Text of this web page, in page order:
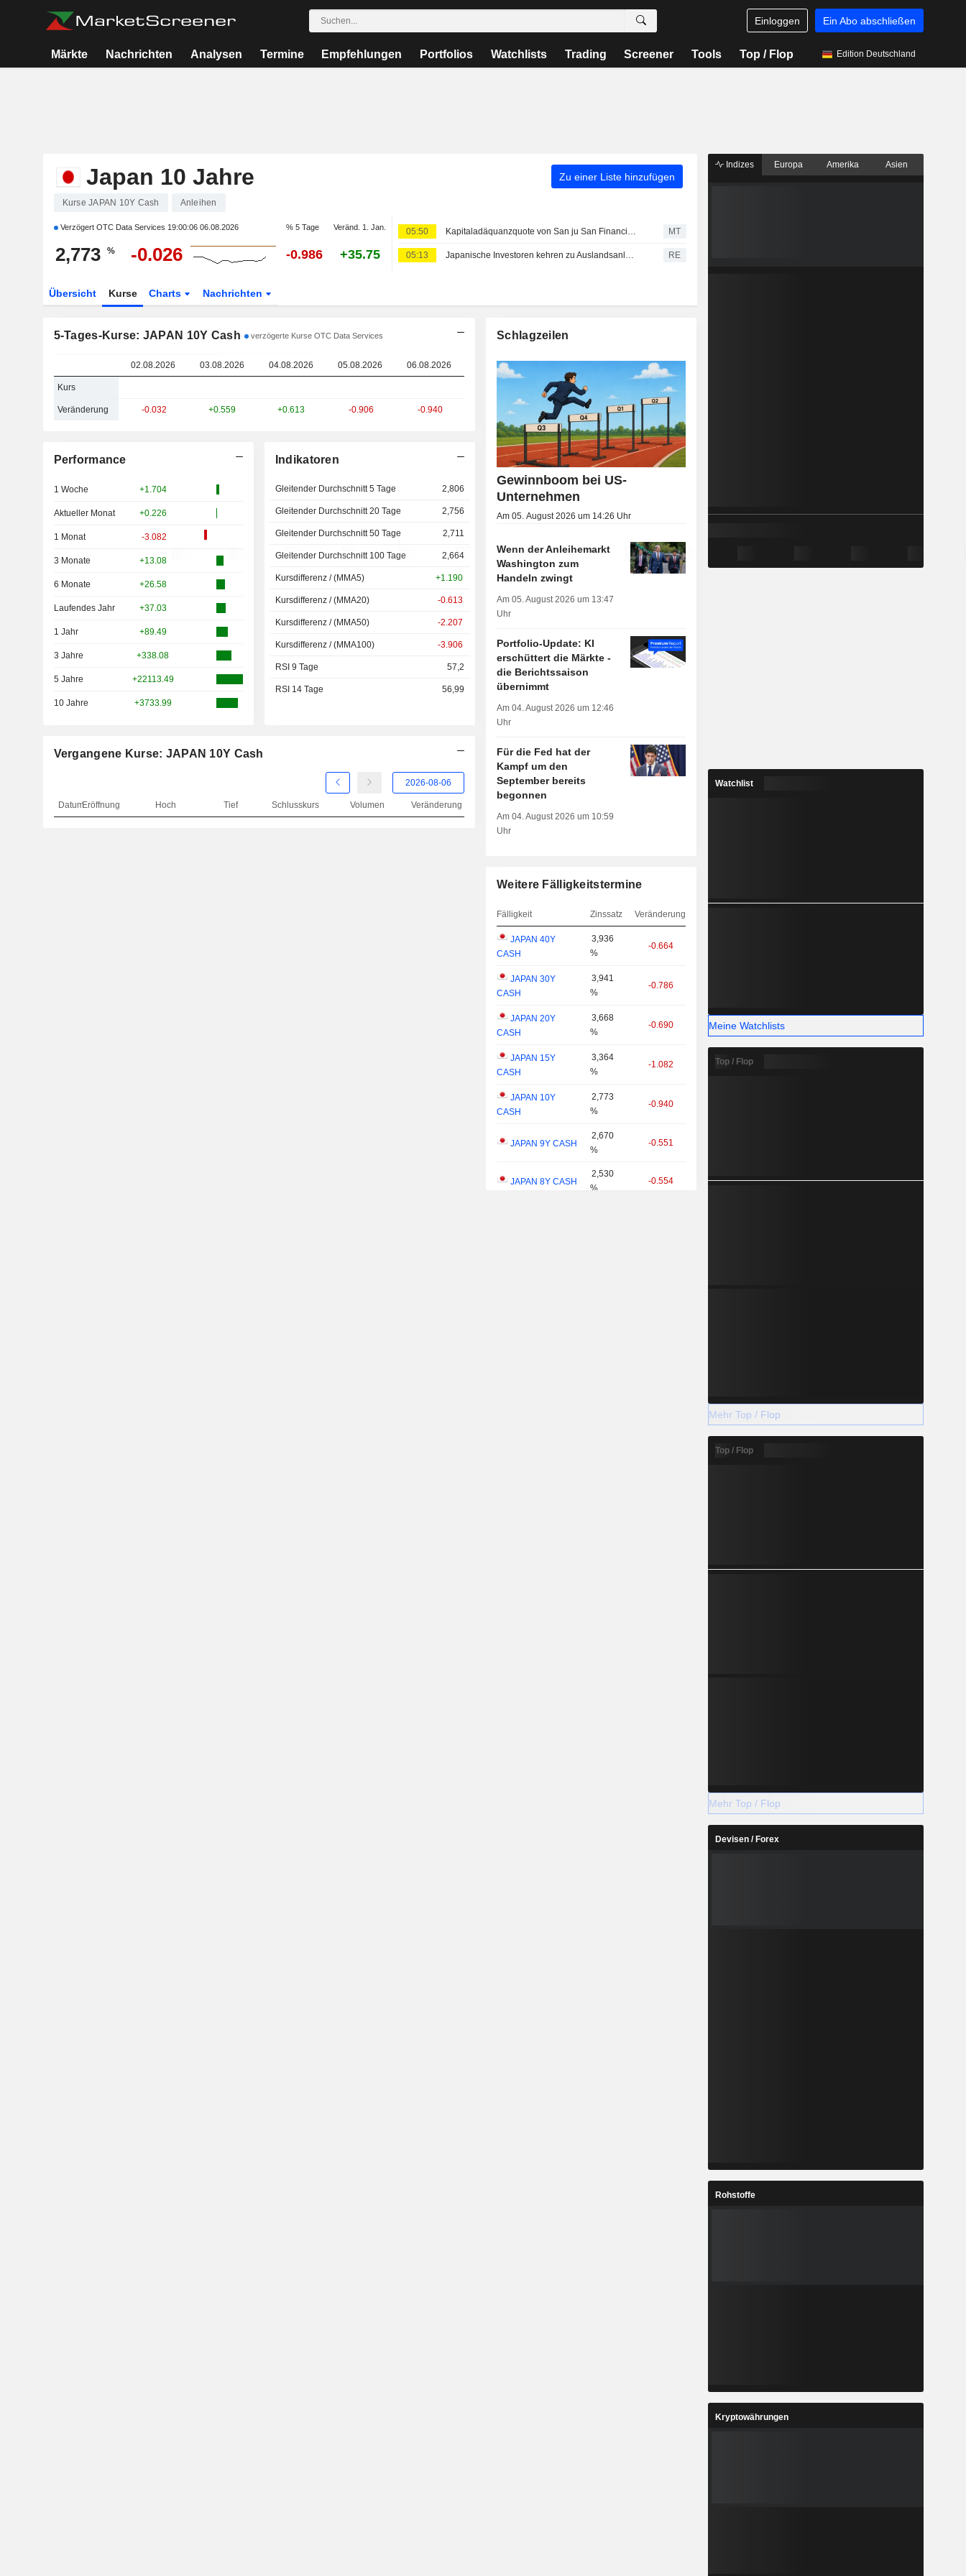
Einloggen Ein Abo abschließen
Märkte Nachrichten Analysen Termine Empfehlungen Portfolios Watchlists Trading Screener Tools Top / Flop Edition Deutschland
Japan 10 Jahre Zu einer Liste hinzufügen
Kurse JAPAN 10Y Cash Anleihen
Verzögert OTC Data Services 19:00:06 06.08.2026 % 5 Tage Veränd. 1. Jan.
2,773 % -0.026 -0.986 +35.75
05:50 Kapitaladäquanzquote von San ju San Financial Group steigt zum 30. Juni MT
05:13 Japanische Investoren kehren zu Auslandsanleihen zurück: Stärkerer Yen und höhere Renditen treiben die Nachfrage RE
Übersicht Kurse Charts Nachrichten
5-Tages-Kurse: JAPAN 10Y Cash verzögerte Kurse OTC Data Services
02.08.2026 03.08.2026 04.08.2026 05.08.2026 06.08.2026
Kurs
Veränderung -0.032 +0.559 +0.613 -0.906 -0.940
Performance
1 Woche +1.704
Aktueller Monat +0.226
1 Monat -3.082
3 Monate +13.08
6 Monate +26.58
Laufendes Jahr +37.03
1 Jahr +89.49
3 Jahre +338.08
5 Jahre +22113.49
10 Jahre +3733.99
Indikatoren
Gleitender Durchschnitt 5 Tage 2,806
Gleitender Durchschnitt 20 Tage 2,756
Gleitender Durchschnitt 50 Tage 2,711
Gleitender Durchschnitt 100 Tage 2,664
Kursdifferenz / (MMA5) +1.190
Kursdifferenz / (MMA20) -0.613
Kursdifferenz / (MMA50) -2.207
Kursdifferenz / (MMA100) -3.906
RSI 9 Tage 57,2
RSI 14 Tage 56,99
Vergangene Kurse: JAPAN 10Y Cash
DatumEröffnung Hoch Tief Schlusskurs Volumen Veränderung
Schlagzeilen
Gewinnboom bei US-
Unternehmen
Am 05. August 2026 um 14:26 Uhr
Wenn der Anleihemarkt
Washington zum
Handeln zwingt
Am 05. August 2026 um 13:47
Uhr
Portfolio-Update: KI
erschüttert die Märkte -
die Berichtssaison
übernimmt
Am 04. August 2026 um 12:46
Uhr
Für die Fed hat der
Kampf um den
September bereits
begonnen
Am 04. August 2026 um 10:59
Uhr
Weitere Fälligkeitstermine
Fälligkeit Zinssatz Veränderung
JAPAN 40Y
CASH
3,936
%
-0.664
JAPAN 30Y
CASH
3,941
%
-0.786
JAPAN 20Y
CASH
3,668
%
-0.690
JAPAN 15Y
CASH
3,364
%
-1.082
JAPAN 10Y
CASH
2,773
%
-0.940
JAPAN 9Y CASH
2,670
%
-0.551
JAPAN 8Y CASH
2,530
%
-0.554
Indizes Europa Amerika Asien
Watchlist
Meine Watchlists
Top / Flop
Mehr Top / Flop
Top / Flop
Mehr Top / Flop
Devisen / Forex
Rohstoffe
Kryptowährungen